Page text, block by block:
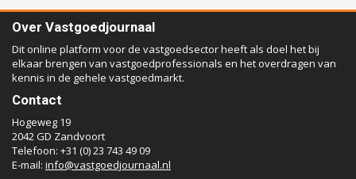
Over Vastgoedjournaal
Dit online platform voor de vastgoedsector heeft als doel het bij
elkaar brengen van vastgoedprofessionals en het overdragen van
kennis in de gehele vastgoedmarkt.
Contact
Hogeweg 19
2042 GD Zandvoort
Telefoon: +31 (0) 23 743 49 09
E-mail: info@vastgoedjournaal.nl